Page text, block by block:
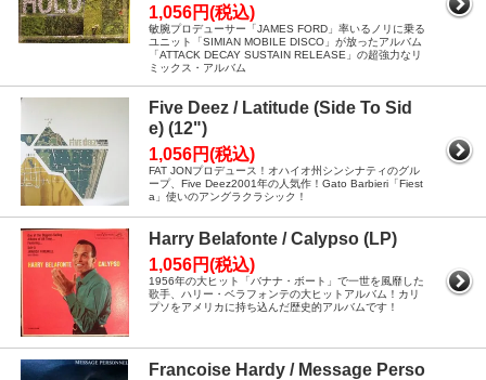
1,056円(税込)
敏腕プロデューサー「JAMES FORD」率いるノリに乗る
ユニット「SIMIAN MOBILE DISCO」が放ったアルバム
「ATTACK DECAY SUSTAIN RELEASE」の超強力なリ
ミックス・アルバム
Five Deez / Latitude (Side To Sid
e) (12")
1,056円(税込)
FAT JONプロデュース！オハイオ州シンシナティのグル
ープ、Five Deez2001年の人気作！Gato Barbieri「Fiest
a」使いのアングラクラシック！
Harry Belafonte / Calypso (LP)
1,056円(税込)
1956年の大ヒット「バナナ・ボート」で一世を風靡した
歌手、ハリー・ベラフォンテの大ヒットアルバム！カリ
プソをアメリカに持ち込んだ歴史的アルバムです！
Francoise Hardy / Message Perso